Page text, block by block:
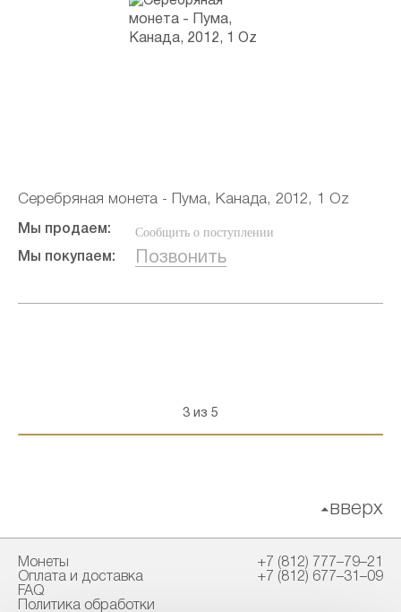
Серебряная монета - Пума, Канада, 2012, 1 Oz
Мы продаем: Сообщить о поступлении
Мы покупаем: Позвонить
3 из 5
вверх
Монеты
Оплата и доставка
FAQ
Политика обработки
+7 (812) 777–79–21
+7 (812) 677–31–09